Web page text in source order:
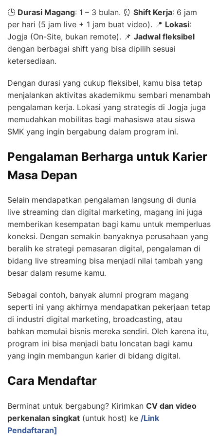
🕒 Durasi Magang: 1 – 3 bulan. ⏰ Shift Kerja: 6 jam
per hari (5 jam live + 1 jam buat video). 📍 Lokasi:
Jogja (On-Site, bukan remote). 📌 Jadwal fleksibel
dengan berbagai shift yang bisa dipilih sesuai
ketersediaan.
Dengan durasi yang cukup fleksibel, kamu bisa tetap
menjalankan aktivitas akademikmu sembari menambah
pengalaman kerja. Lokasi yang strategis di Jogja juga
memudahkan mobilitas bagi mahasiswa atau siswa
SMK yang ingin bergabung dalam program ini.
Pengalaman Berharga untuk Karier
Masa Depan
Selain mendapatkan pengalaman langsung di dunia
live streaming dan digital marketing, magang ini juga
memberikan kesempatan bagi kamu untuk memperluas
koneksi. Dengan semakin banyaknya perusahaan yang
beralih ke strategi pemasaran digital, pengalaman di
bidang live streaming bisa menjadi nilai tambah yang
besar dalam resume kamu.
Sebagai contoh, banyak alumni program magang
seperti ini yang akhirnya mendapatkan pekerjaan tetap
di industri digital marketing, broadcasting, atau
bahkan memulai bisnis mereka sendiri. Oleh karena itu,
program ini bisa menjadi batu loncatan bagi kamu
yang ingin membangun karier di bidang digital.
Cara Mendaftar
Berminat untuk bergabung? Kirimkan CV dan video
perkenalan singkat (untuk host) ke /Link
Pendaftaran]